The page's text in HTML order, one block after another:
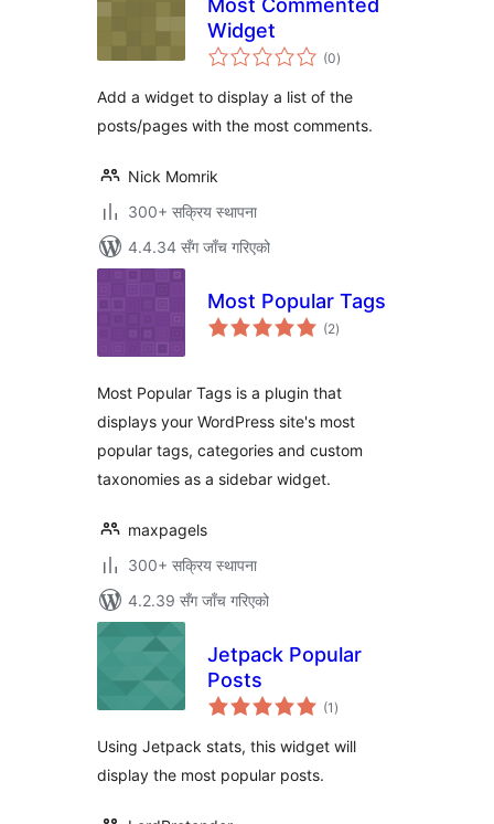
Most Commented
Widget
(0कुल
रेटिङ्गहरू
)
Add a widget to display a list of the
posts/pages with the most comments.
Nick Momrik
300+ सक्रिय स्थापना
4.4.34 सँग जाँच गरिएको
Most Popular Tags
(2कुल
रेटिङ्गहरू
)
Most Popular Tags is a plugin that
displays your WordPress site's most
popular tags, categories and custom
taxonomies as a sidebar widget.
maxpagels
300+ सक्रिय स्थापना
4.2.39 सँग जाँच गरिएको
Jetpack Popular
Posts
(1 कुल
रेटिङ्गहरू
)
Using Jetpack stats, this widget will
display the most popular posts.